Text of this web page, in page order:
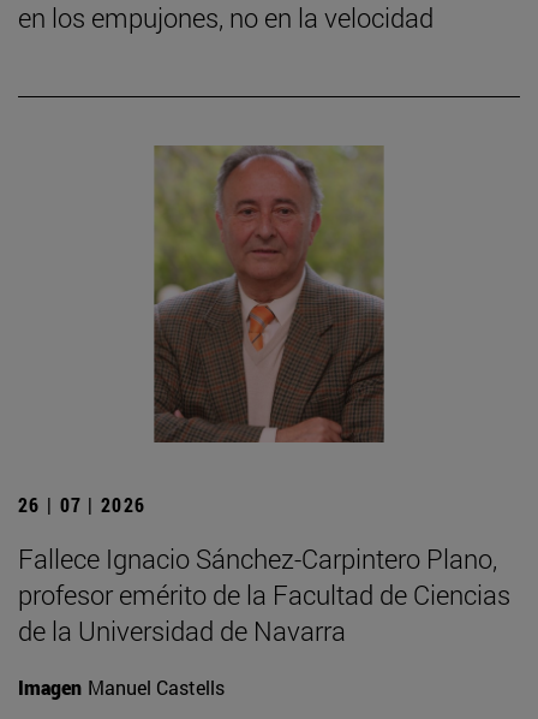
en los empujones, no en la velocidad
26 | 07 | 2026
Fallece Ignacio Sánchez-Carpintero Plano,
profesor emérito de la Facultad de Ciencias
de la Universidad de Navarra
Imagen Manuel Castells